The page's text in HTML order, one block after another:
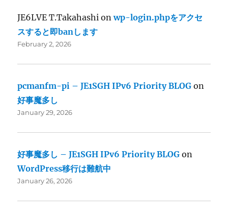
JE6LVE T.Takahashi onwp-login.phpをアクセ
スすると即banします
February 2, 2026
pcmanfm-pi – JE1SGH IPv6 Priority BLOG on
好事魔多し
January 29, 2026
好事魔多し – JE1SGH IPv6 Priority BLOG on
WordPress移行は難航中
January 26, 2026